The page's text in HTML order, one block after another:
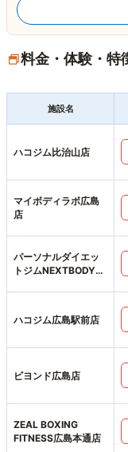
料金・体験・特
施設名
ハコジム比治山店
マイボディラボ広島
店
パーソナルダイエッ
トジムNEXTBODY広
ハコジム広島駅前店
ビヨンド広島店
ZEAL BOXING
FITNESS広島本通店